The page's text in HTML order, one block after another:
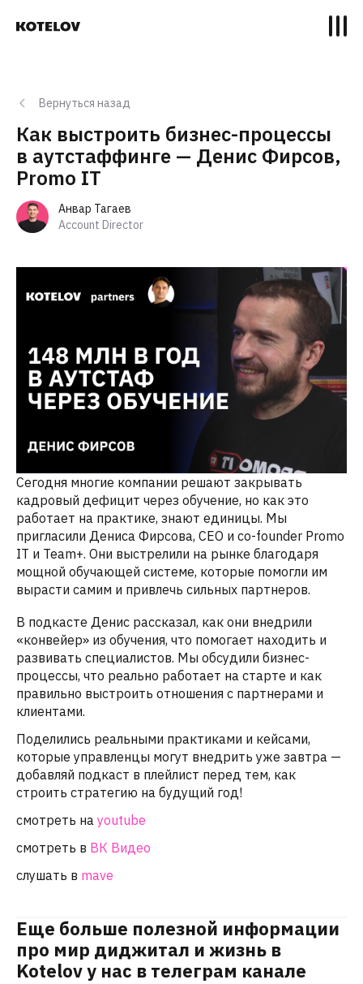
Вернуться назад
Как выстроить бизнес-процессы
в аутстаффинге — Денис Фирсов,
Promo IT
Анвар Тагаев
Account Director
Сегодня многие компании решают закрывать
кадровый дефицит через обучение, но как это
работает на практике, знают единицы. Мы
пригласили Дениса Фирсова, CEO и co-founder Promo
IT и Team+. Они выстрелили на рынке благодаря
мощной обучающей системе, которые помогли им
вырасти самим и привлечь сильных партнеров.
В подкасте Денис рассказал, как они внедрили
«конвейер» из обучения, что помогает находить и
развивать специалистов. Мы обсудили бизнес-
процессы, что реально работает на старте и как
правильно выстроить отношения с партнерами и
клиентами.
Поделились реальными практиками и кейсами,
которые управленцы могут внедрить уже завтра —
добавляй подкаст в плейлист перед тем, как
строить стратегию на будущий год!
смотреть на youtube
смотреть в ВК Видео
слушать в mave
Еще больше полезной информации
про мир диджитал и жизнь в
Kotelov у нас в телеграм канале